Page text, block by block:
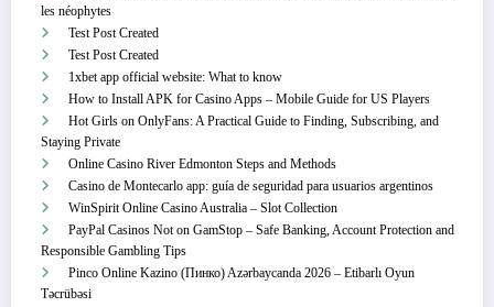
les néophytes
Test Post Created
Test Post Created
1xbet app official website: What to know
How to Install APK for Casino Apps – Mobile Guide for US Players
Hot Girls on OnlyFans: A Practical Guide to Finding, Subscribing, and
Staying Private
Online Casino River Edmonton Steps and Methods
Casino de Montecarlo app: guía de seguridad para usuarios argentinos
WinSpirit Online Casino Australia – Slot Collection
PayPal Casinos Not on GamStop – Safe Banking, Account Protection and
Responsible Gambling Tips
Pinco Online Kazino (Пинко) Azərbaycanda 2026 – Etibarlı Oyun
Təcrübəsi